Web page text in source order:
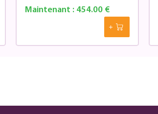
Maintenant : 454.00 €